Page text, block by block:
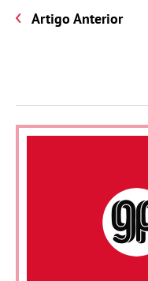
Artigo Anterior